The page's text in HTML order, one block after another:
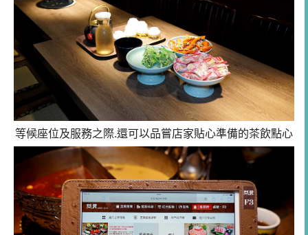
等候座位及服務之際.還可以品嘗店家貼心準備的茶飲點心